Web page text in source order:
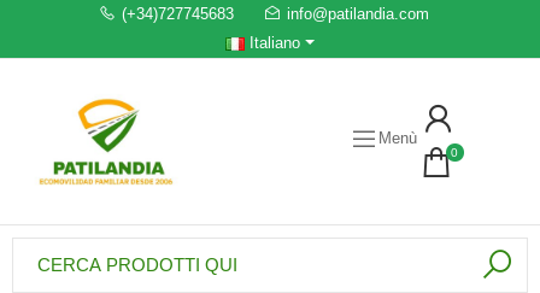
(+34)727745683
info@patilandia.com
Italiano
Menù
0